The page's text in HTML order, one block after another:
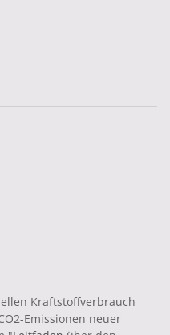
Kraftstoffverbrauch
Emissionen neuer